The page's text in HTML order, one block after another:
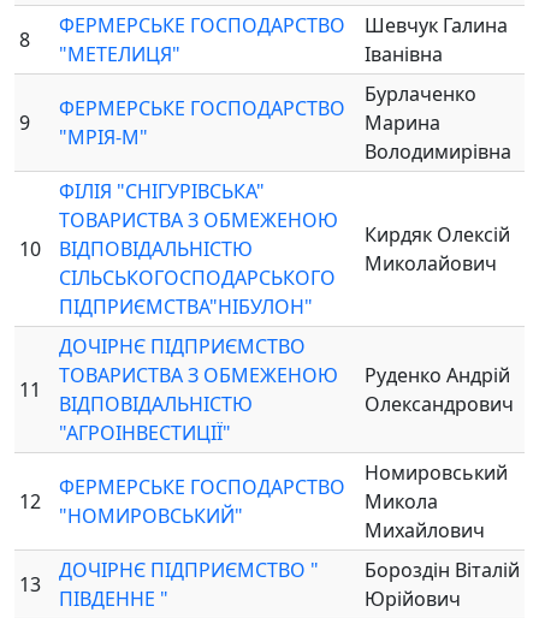
8
ФЕРМЕРСЬКЕ ГОСПОДАРСТВО
"МЕТЕЛИЦЯ"
Шевчук Галина
Іванівна
9
ФЕРМЕРСЬКЕ ГОСПОДАРСТВО
"МРІЯ-М"
Бурлаченко
Марина
Володимирівна
10
ФІЛІЯ "СНІГУРІВСЬКА"
ТОВАРИСТВА З ОБМЕЖЕНОЮ
ВІДПОВІДАЛЬНІСТЮ
СІЛЬСЬКОГОСПОДАРСЬКОГО
ПІДПРИЄМСТВА"НІБУЛОН"
Кирдяк Олексій
Миколайович
11
ДОЧІРНЄ ПІДПРИЄМСТВО
ТОВАРИСТВА З ОБМЕЖЕНОЮ
ВІДПОВІДАЛЬНІСТЮ
"АГРОІНВЕСТИЦІЇ"
Руденко Андрій
Олександрович
12
ФЕРМЕРСЬКЕ ГОСПОДАРСТВО
"НОМИРОВСЬКИЙ"
Номировський
Микола
Михайлович
13
ДОЧІРНЄ ПІДПРИЄМСТВО "
ПІВДЕННЕ "
Бороздін Віталій
Юрійович